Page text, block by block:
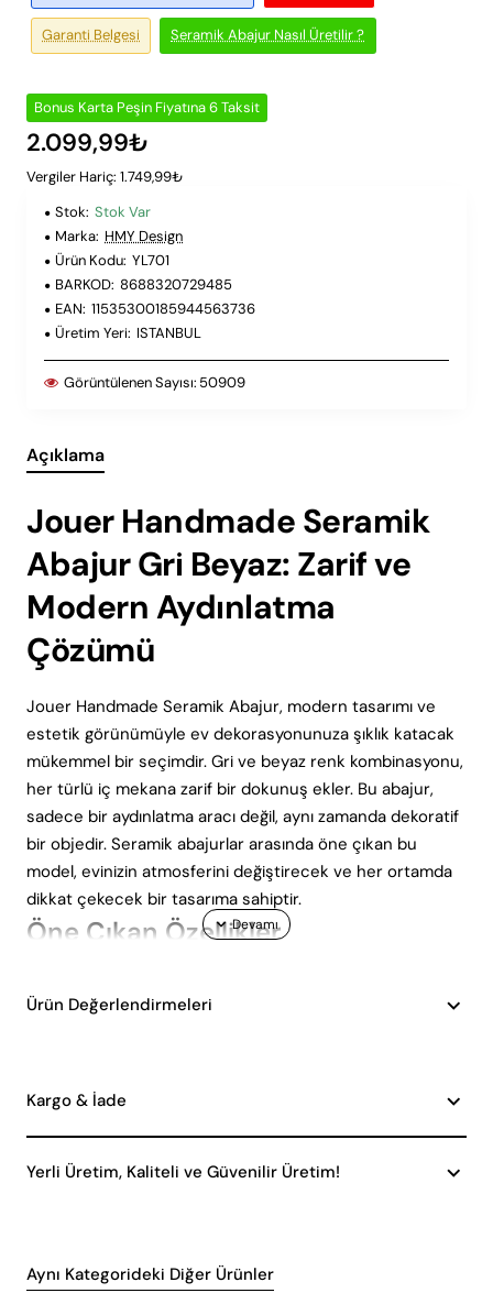
Seramik Abajur Nasıl Üretilir ?
Garanti Belgesi
Bonus Karta Peşin Fiyatına 6 Taksit
2.099,99₺
Vergiler Hariç: 1.749,99₺
Stok: Stok Var
Marka: HMY Design
Ürün Kodu: YL701
BARKOD: 8688320729485
EAN: 11535300185944563736
Üretim Yeri: ISTANBUL
Görüntülenen Sayısı: 50909
Açıklama
Jouer Handmade Seramik
Abajur Gri Beyaz: Zarif ve
Modern Aydınlatma
Çözümü
Jouer Handmade Seramik Abajur, modern tasarımı ve
estetik görünümüyle ev dekorasyonunuza şıklık katacak
mükemmel bir seçimdir. Gri ve beyaz renk kombinasyonu,
her türlü iç mekana zarif bir dokunuş ekler. Bu abajur,
sadece bir aydınlatma aracı değil, aynı zamanda dekoratif
bir objedir. Seramik abajurlar arasında öne çıkan bu
model, evinizin atmosferini değiştirecek ve her ortamda
dikkat çekecek bir tasarıma sahiptir.
Öne Çıkan Özellikler
birleşimi, her türlü dekorasyon stiline kolayca uyum
kullanım sunar, böylece yıllarca ilk günkü gibi kalır.
şekilde karşılar.
Ürün Değerlendirmeleri
Kargo & İade
Yerli Üretim, Kaliteli ve Güvenilir Üretim!
Aynı Kategorideki Diğer Ürünler